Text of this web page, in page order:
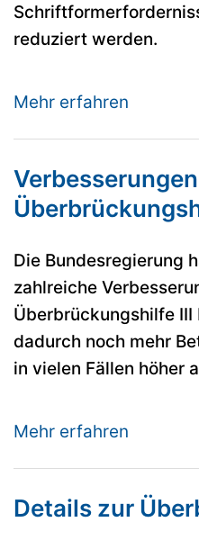
reduziert werden.
Mehr erfahren
Die Bundesregierung
zahlreiche
Überbrückungshilfe III
dadurch noch mehr
in vielen Fällen höher
Mehr erfahren
Details zur